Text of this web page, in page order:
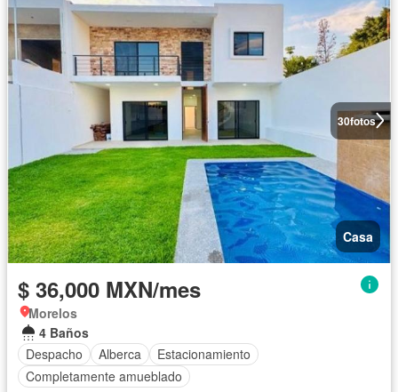
30fotos
Casa
$ 36,000 MXN/mes
Morelos
4 Baños
Despacho
Alberca
Estacionamiento
Completamente amueblado